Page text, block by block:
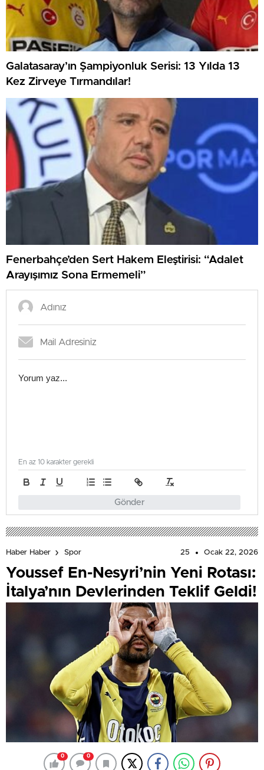
Galatasaray’ın Şampiyonluk Serisi: 13 Yılda 13
Kez Zirveye Tırmandılar!
Fenerbahçe’den Sert Hakem Eleştirisi: “Adalet
Arayışımız Sona Ermemeli”
Gönder
En az 10 karakter gerekli
Haber Haber Spor 25 Ocak 22, 2026
Youssef En-Nesyri’nin Yeni Rotası:
İtalya’nın Devlerinden Teklif Geldi!
0 0